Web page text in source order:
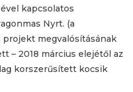
kapcsolatos
Nyrt. (a
projekt megvalósításának
– 2018 március elejétől az
korszerűsített kocsik